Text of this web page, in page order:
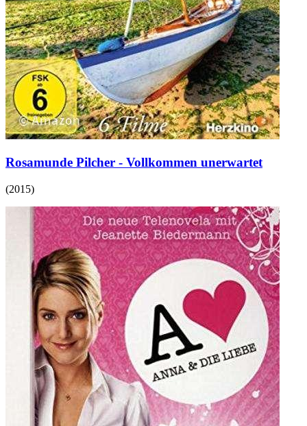
Rosamunde Pilcher - Vollkommen unerwartet
(2015)